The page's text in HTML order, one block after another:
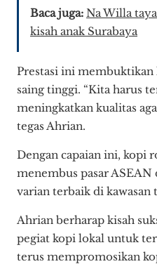
Baca juga: Na Willa
kisah anak Surabaya
Prestasi ini
saing tinggi. “Kita harus
meningkatkan kualitas
tegas Ahrian.
Dengan capaian ini, kopi
menembus pasar ASEAN
varian terbaik di kawasan
Ahrian berharap kisah
pegiat kopi lokal untuk
terus mempromosikan